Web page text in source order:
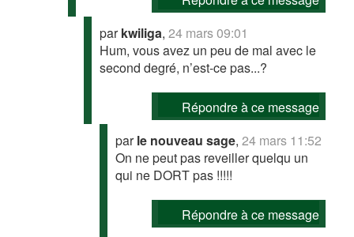
parkwiliga,24 mars 09:01
Hum, vous avez un peu de mal avec le
second degré, n’est-ce pas...?
Répondre à ce message
parle nouveau sage,24 mars 11:52
On ne peut pas reveiller quelqu un
qui ne DORT pas !!!!!
Répondre à ce message